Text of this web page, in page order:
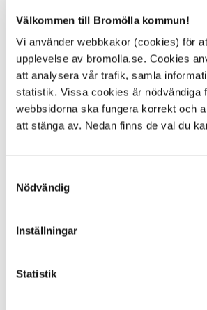
Välkommen till Bromölla kommun!
Vi använder webbkakor (cookies) för
upplevelse av bromolla.se. Cookies
att analysera vår trafik, samla
statistik. Vissa cookies är nödvändiga
webbsidorna ska fungera korrekt och
att stänga av. Nedan finns de val du
Nödvändig
Inställningar
Statistik
Överförmyndarhandläggare
Storgatan 48
Box 18, 295 21 Bromölla
0456-82 21 20
overformyndaren@bromolla.se
Ida Svensson
Överförmyndarhandläggare
Storgatan 48